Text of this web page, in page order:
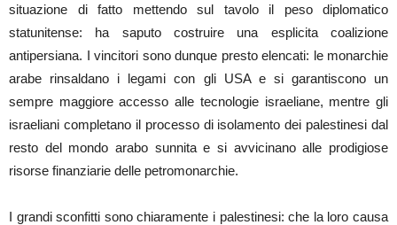
situazione di fatto mettendo sul tavolo il peso diplomatico
statunitense: ha saputo costruire una esplicita coalizione
antipersiana. I vincitori sono dunque presto elencati: le monarchie
arabe rinsaldano i legami con gli USA e si garantiscono un
sempre maggiore accesso alle tecnologie israeliane, mentre gli
israeliani completano il processo di isolamento dei palestinesi dal
resto del mondo arabo sunnita e si avvicinano alle prodigiose
risorse finanziarie delle petromonarchie.
I grandi sconfitti sono chiaramente i palestinesi: che la loro causa